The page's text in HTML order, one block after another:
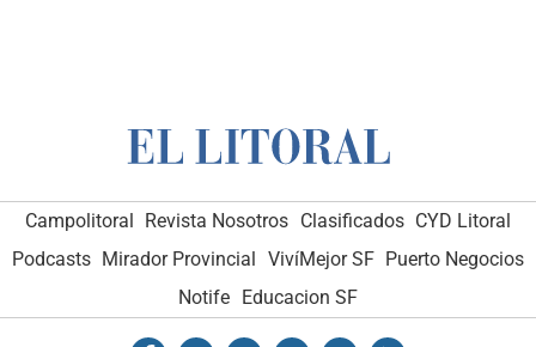
Campolitoral Revista Nosotros Clasificados CYD Litoral
Podcasts Mirador Provincial VivíMejor SF Puerto Negocios
Notife
Educacion SF